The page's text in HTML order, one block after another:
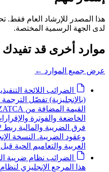
هذا المصدر للإرشاد العام فقط.
لدى الجهة الرسمية المختصة.
موارد أخرى قد تفيدك
عرض جميع الموارد ←
الضرائب اللائحة
(بالإنجليزية) تفصّل الترجمة
الخاضعة والفوترة
وعقود الضريبة. النسخة
العربية والتعاميم الحية قبل
الضرائب نظام ضريبة
هذا المرجع الإنجليزي